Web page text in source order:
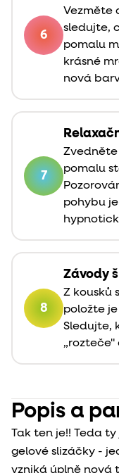
6
Vezměte
sledujte,
pomalu
krásné
nová
7
Zvedněte
pomalu
pohybu
8
Závody
Z kousků
položte
Sledujte,
„rozteče"
Popis a
Tak ten je!! Teda
gelové slizáčky -
vzniká úplně nová